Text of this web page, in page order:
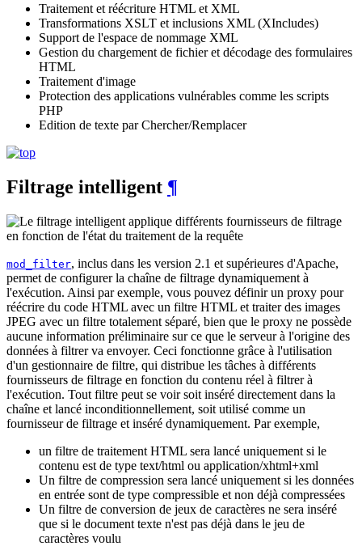
Traitement et réécriture HTML et XML
Transformations XSLT et inclusions XML (XIncludes)
Support de l'espace de nommage XML
Gestion du chargement de fichier et décodage des formulaires
HTML
Traitement d'image
Protection des applications vulnérables comme les scripts
PHP
Edition de texte par Chercher/Remplacer
Filtrage intelligent ¶
mod_filter, inclus dans les version 2.1 et supérieures d'Apache,
permet de configurer la chaîne de filtrage dynamiquement à
l'exécution. Ainsi par exemple, vous pouvez définir un proxy pour
réécrire du code HTML avec un filtre HTML et traiter des images
JPEG avec un filtre totalement séparé, bien que le proxy ne possède
aucune information préliminaire sur ce que le serveur à l'origine des
données à filtrer va envoyer. Ceci fonctionne grâce à l'utilisation
d'un gestionnaire de filtre, qui distribue les tâches à différents
fournisseurs de filtrage en fonction du contenu réel à filtrer à
l'exécution. Tout filtre peut se voir soit inséré directement dans la
chaîne et lancé inconditionnellement, soit utilisé comme un
fournisseur de filtrage et inséré dynamiquement. Par exemple,
un filtre de traitement HTML sera lancé uniquement si le
contenu est de type text/html ou application/xhtml+xml
Un filtre de compression sera lancé uniquement si les données
en entrée sont de type compressible et non déjà compressées
Un filtre de conversion de jeux de caractères ne sera inséré
que si le document texte n'est pas déjà dans le jeu de
caractères voulu